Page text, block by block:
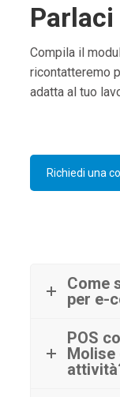
Compila il
ricontatteremo
adatta al tuo
Richiedi una
Come
per e-
POS
Molise